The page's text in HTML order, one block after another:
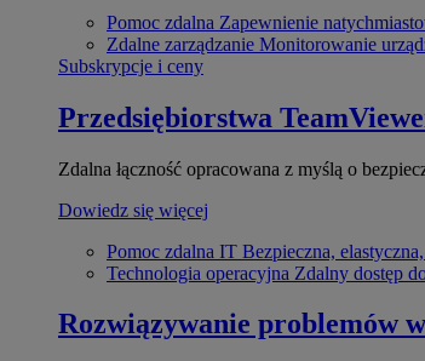
Pomoc zdalna Zapewnienie
Zdalne zarządzanie Monitorowanie
Subskrypcje i ceny
Przedsiębiorstwa
Zdalna łączność opracowana z myślą o
Dowiedz się więcej
Pomoc zdalna IT Bezpieczna,
Technologia operacyjna Zdalny dostęp
Rozwiązywanie problemów